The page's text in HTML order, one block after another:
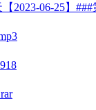
2023-06-25】###